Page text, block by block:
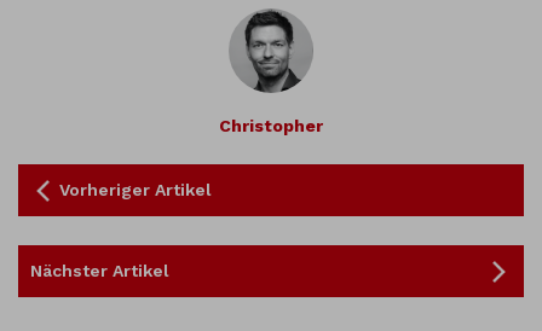
Christopher
Vorheriger Artikel
Nächster Artikel